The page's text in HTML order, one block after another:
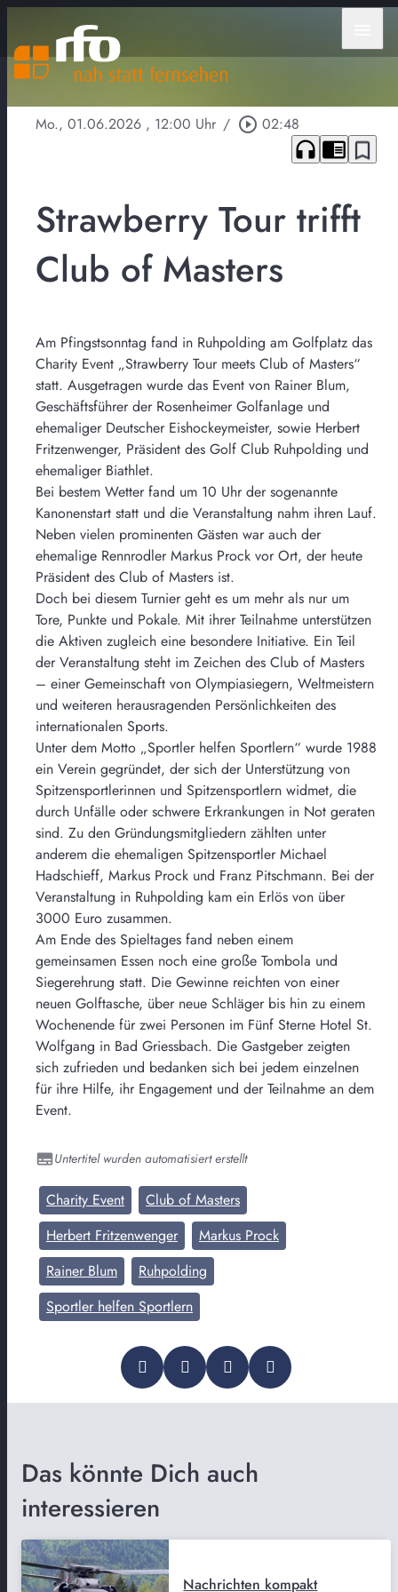
Mo., 01.06.2026 , 12:00 Uhr / play_circle_outline 02:48
headphones chrome_reader_mode bookmark_border
Strawberry Tour trifft
Club of Masters
Am Pfingstsonntag fand in Ruhpolding am Golfplatz das
Charity Event „Strawberry Tour meets Club of Masters“
statt. Ausgetragen wurde das Event von Rainer Blum,
Geschäftsführer der Rosenheimer Golfanlage und
ehemaliger Deutscher Eishockeymeister, sowie Herbert
Fritzenwenger, Präsident des Golf Club Ruhpolding und
ehemaliger Biathlet.
Bei bestem Wetter fand um 10 Uhr der sogenannte
Kanonenstart statt und die Veranstaltung nahm ihren Lauf.
Neben vielen prominenten Gästen war auch der
ehemalige Rennrodler Markus Prock vor Ort, der heute
Präsident des Club of Masters ist.
Doch bei diesem Turnier geht es um mehr als nur um
Tore, Punkte und Pokale. Mit ihrer Teilnahme unterstützen
die Aktiven zugleich eine besondere Initiative. Ein Teil
der Veranstaltung steht im Zeichen des Club of Masters
– einer Gemeinschaft von Olympiasiegern, Weltmeistern
und weiteren herausragenden Persönlichkeiten des
internationalen Sports.
Unter dem Motto „Sportler helfen Sportlern“ wurde 1988
ein Verein gegründet, der sich der Unterstützung von
Spitzensportlerinnen und Spitzensportlern widmet, die
durch Unfälle oder schwere Erkrankungen in Not geraten
sind. Zu den Gründungsmitgliedern zählten unter
anderem die ehemaligen Spitzensportler Michael
Hadschieff, Markus Prock und Franz Pitschmann. Bei der
Veranstaltung in Ruhpolding kam ein Erlös von über
3000 Euro zusammen.
Am Ende des Spieltages fand neben einem
gemeinsamen Essen noch eine große Tombola und
Siegerehrung statt. Die Gewinne reichten von einer
neuen Golftasche, über neue Schläger bis hin zu einem
Wochenende für zwei Personen im Fünf Sterne Hotel St.
Wolfgang in Bad Griessbach. Die Gastgeber zeigten
sich zufrieden und bedanken sich bei jedem einzelnen
für ihre Hilfe, ihr Engagement und der Teilnahme an dem
Event.
Untertitel wurden automatisiert erstellt
Charity Event
Club of Masters
Herbert Fritzenwenger
Markus Prock
Rainer Blum
Ruhpolding
Sportler helfen Sportlern
Das könnte Dich auch
interessieren
Nachrichten kompakt